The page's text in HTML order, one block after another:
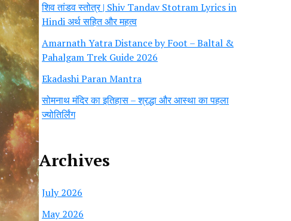
शिव तांडव स्तोत्र | Shiv Tandav Stotram Lyrics in
Hindi अर्थ सहित और महत्व
Amarnath Yatra Distance by Foot – Baltal &
Pahalgam Trek Guide 2026
Ekadashi Paran Mantra
सोमनाथ मंदिर का इतिहास – श्रद्धा और आस्था का पहला
ज्योतिर्लिंग
Archives
July 2026
May 2026